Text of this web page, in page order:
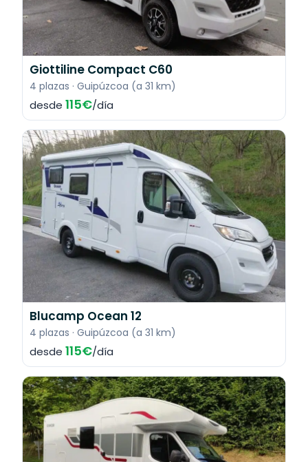
Giottiline Compact C60
4 plazas · Guipúzcoa (a 31 km)
desde115€/día
Blucamp Ocean 12
4 plazas · Guipúzcoa (a 31 km)
desde115€/día